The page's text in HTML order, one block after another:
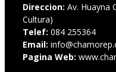
Direccion: Av. Huayna
Cultura)
Telef: 084 255364
Email:
Pagina Web: